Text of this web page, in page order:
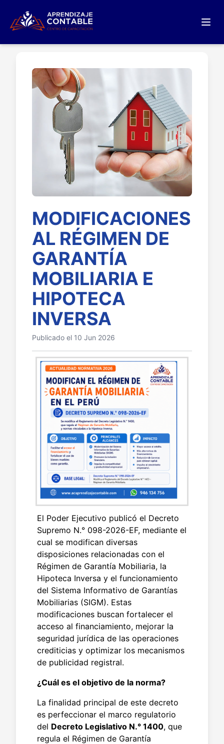
MODIFICACIONES
AL RÉGIMEN DE
GARANTÍA
MOBILIARIA E
HIPOTECA
INVERSA
Publicado el 10 Jun 2026
El Poder Ejecutivo publicó el Decreto
Supremo N.° 098-2026-EF, mediante el
cual se modifican diversas
disposiciones relacionadas con el
Régimen de Garantía Mobiliaria, la
Hipoteca Inversa y el funcionamiento
del Sistema Informativo de Garantías
Mobiliarias (SIGM). Estas
modificaciones buscan fortalecer el
acceso al financiamiento, mejorar la
seguridad jurídica de las operaciones
crediticias y optimizar los mecanismos
de publicidad registral.
¿Cuál es el objetivo de la norma?
La finalidad principal de este decreto
es perfeccionar el marco regulatorio
del Decreto Legislativo N.° 1400, que
regula el Régimen de Garantía